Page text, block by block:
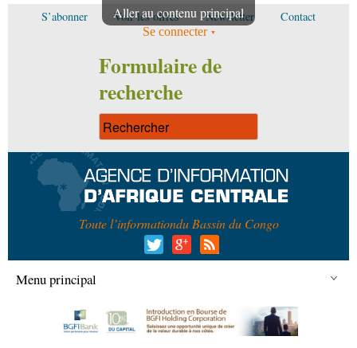
Aller au contenu principal
S’abonner Voir les offres Newsletter Contact
Se connecter
Formulaire de
recherche
Toute l’informationdu Bassin du Congo
Menu principal